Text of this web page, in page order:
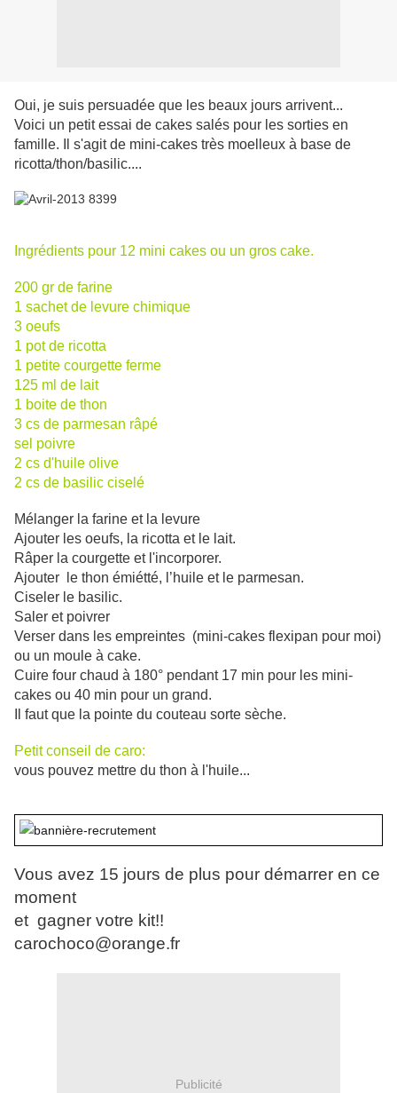
Oui, je suis persuadée que les beaux jours arrivent...
Voici un petit essai de cakes salés pour les sorties en
famille. Il s'agit de mini-cakes très moelleux à base de
ricotta/thon/basilic....
Ingrédients pour 12 mini cakes ou un gros cake.
200 gr de farine
1 sachet de levure chimique
3 oeufs
1 pot de ricotta
1 petite courgette ferme
125 ml de lait
1 boite de thon
3 cs de parmesan râpé
sel poivre
2 cs d'huile olive
2 cs de basilic ciselé
Mélanger la farine et la levure
Ajouter les oeufs, la ricotta et le lait.
Râper la courgette et l'incorporer.
Ajouter le thon émiétté, l’huile et le parmesan.
Ciseler le basilic.
Saler et poivrer
Verser dans les empreintes (mini-cakes flexipan pour moi)
ou un moule à cake.
Cuire four chaud à 180° pendant 17 min pour les mini-
cakes ou 40 min pour un grand.
Il faut que la pointe du couteau sorte sèche.
Petit conseil de caro:
vous pouvez mettre du thon à l'huile...
Vous avez 15 jours de plus pour démarrer en ce
moment
et gagner votre kit!!
carochoco@orange.fr
Publicité